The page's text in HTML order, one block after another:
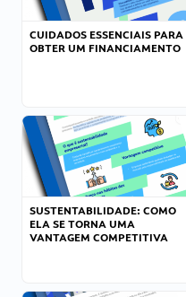
CUIDADOS ESSENCIAIS PARA
OBTER UM FINANCIAMENTO
SUSTENTABILIDADE: COMO
ELA SE TORNA UMA
VANTAGEM COMPETITIVA